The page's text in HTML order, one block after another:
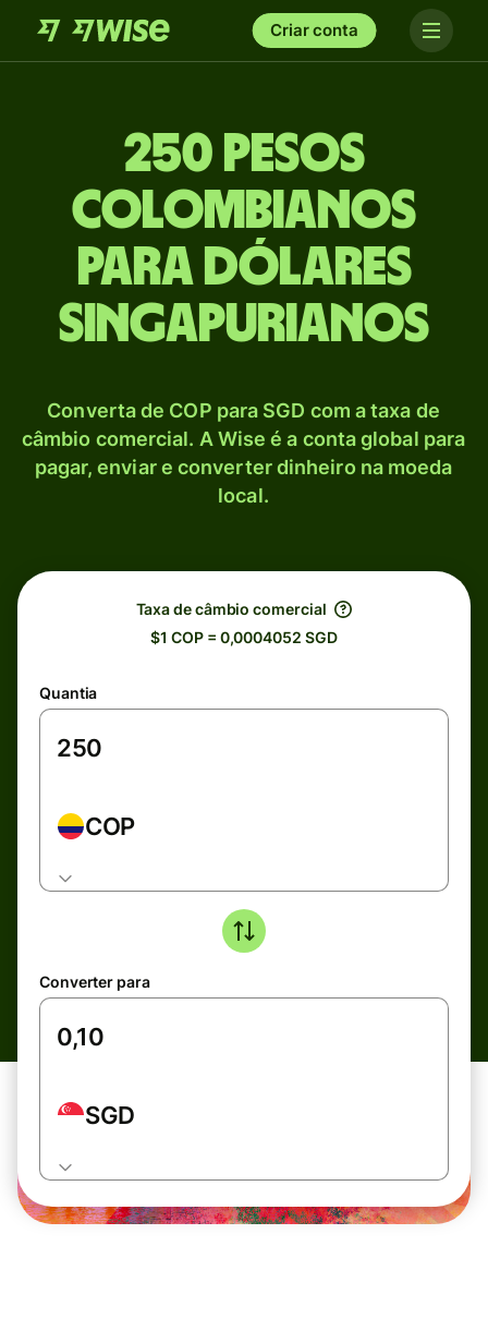
Criar conta
250 Pesos
colombianos
para Dólares
singapurianos
Converta de COP para SGD com a taxa de
câmbio comercial. A Wise é a conta global para
pagar, enviar e converter dinheiro na moeda
local.
Taxa de câmbio comercial
$1 COP = 0,0004052 SGD
Quantia
COP
Converter para
SGD